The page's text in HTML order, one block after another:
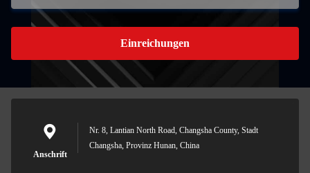
Einreichungen
Anschrift
Nr. 8, Lantian North Road, Changsha County, Stadt
Changsha, Provinz Hunan, China